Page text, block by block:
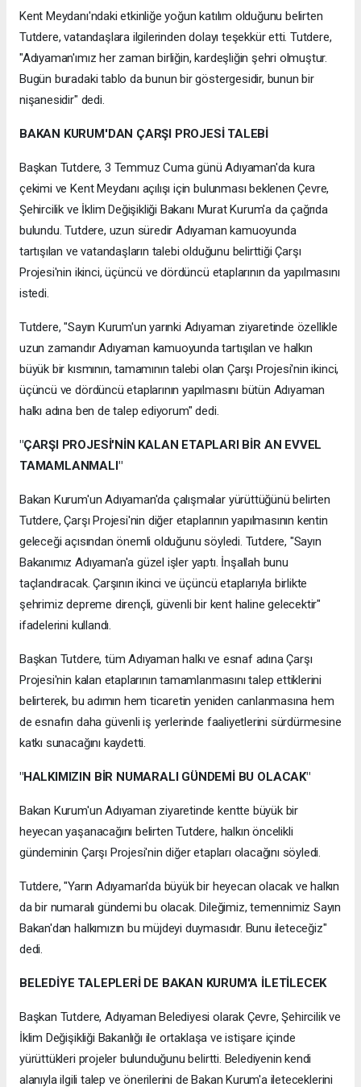
Kent Meydanı'ndaki etkinliğe yoğun katılım olduğunu belirten
Tutdere, vatandaşlara ilgilerinden dolayı teşekkür etti. Tutdere,
"Adıyaman'ımız her zaman birliğin, kardeşliğin şehri olmuştur.
Bugün buradaki tablo da bunun bir göstergesidir, bunun bir
nişanesidir" dedi.
BAKAN KURUM'DAN ÇARŞI PROJESİ TALEBİ
Başkan Tutdere, 3 Temmuz Cuma günü Adıyaman'da kura
çekimi ve Kent Meydanı açılışı için bulunması beklenen Çevre,
Şehircilik ve İklim Değişikliği Bakanı Murat Kurum'a da çağrıda
bulundu. Tutdere, uzun süredir Adıyaman kamuoyunda
tartışılan ve vatandaşların talebi olduğunu belirttiği Çarşı
Projesi'nin ikinci, üçüncü ve dördüncü etaplarının da yapılmasını
istedi.
Tutdere, "Sayın Kurum'un yarınki Adıyaman ziyaretinde özellikle
uzun zamandır Adıyaman kamuoyunda tartışılan ve halkın
büyük bir kısmının, tamamının talebi olan Çarşı Projesi'nin ikinci,
üçüncü ve dördüncü etaplarının yapılmasını bütün Adıyaman
halkı adına ben de talep ediyorum" dedi.
"ÇARŞI PROJESİ'NİN KALAN ETAPLARI BİR AN EVVEL
TAMAMLANMALI"
Bakan Kurum'un Adıyaman'da çalışmalar yürüttüğünü belirten
Tutdere, Çarşı Projesi'nin diğer etaplarının yapılmasının kentin
geleceği açısından önemli olduğunu söyledi. Tutdere, "Sayın
Bakanımız Adıyaman'a güzel işler yaptı. İnşallah bunu
taçlandıracak. Çarşının ikinci ve üçüncü etaplarıyla birlikte
şehrimiz depreme dirençli, güvenli bir kent haline gelecektir"
ifadelerini kullandı.
Başkan Tutdere, tüm Adıyaman halkı ve esnaf adına Çarşı
Projesi'nin kalan etaplarının tamamlanmasını talep ettiklerini
belirterek, bu adımın hem ticaretin yeniden canlanmasına hem
de esnafın daha güvenli iş yerlerinde faaliyetlerini sürdürmesine
katkı sunacağını kaydetti.
"HALKIMIZIN BİR NUMARALI GÜNDEMİ BU OLACAK"
Bakan Kurum'un Adıyaman ziyaretinde kentte büyük bir
heyecan yaşanacağını belirten Tutdere, halkın öncelikli
gündeminin Çarşı Projesi'nin diğer etapları olacağını söyledi.
Tutdere, "Yarın Adıyaman'da büyük bir heyecan olacak ve halkın
da bir numaralı gündemi bu olacak. Dileğimiz, temennimiz Sayın
Bakan'dan halkımızın bu müjdeyi duymasıdır. Bunu ileteceğiz"
dedi.
BELEDİYE TALEPLERİ DE BAKAN KURUM'A İLETİLECEK
Başkan Tutdere, Adıyaman Belediyesi olarak Çevre, Şehircilik ve
İklim Değişikliği Bakanlığı ile ortaklaşa ve istişare içinde
yürüttükleri projeler bulunduğunu belirtti. Belediyenin kendi
alanıyla ilgili talep ve önerilerini de Bakan Kurum'a ileteceklerini